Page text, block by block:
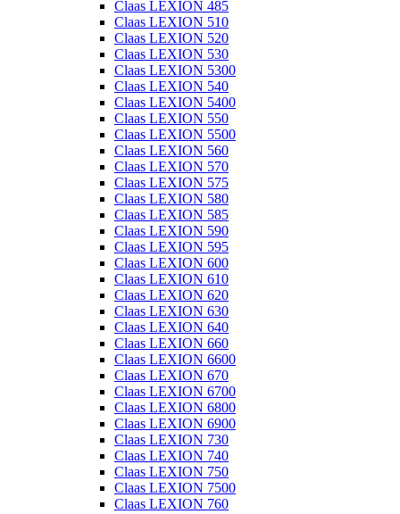
Claas LEXION 485
Claas LEXION 510
Claas LEXION 520
Claas LEXION 530
Claas LEXION 5300
Claas LEXION 540
Claas LEXION 5400
Claas LEXION 550
Claas LEXION 5500
Claas LEXION 560
Claas LEXION 570
Claas LEXION 575
Claas LEXION 580
Claas LEXION 585
Claas LEXION 590
Claas LEXION 595
Claas LEXION 600
Claas LEXION 610
Claas LEXION 620
Claas LEXION 630
Claas LEXION 640
Claas LEXION 660
Claas LEXION 6600
Claas LEXION 670
Claas LEXION 6700
Claas LEXION 6800
Claas LEXION 6900
Claas LEXION 730
Claas LEXION 740
Claas LEXION 750
Claas LEXION 7500
Claas LEXION 760